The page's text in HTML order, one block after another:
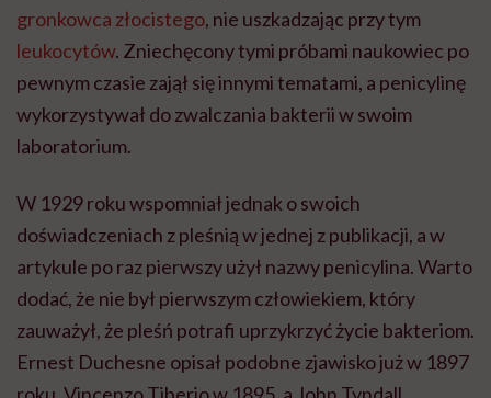
gronkowca złocistego, nie uszkadzając przy tym
leukocytów. Zniechęcony tymi próbami naukowiec po
pewnym czasie zajął się innymi tematami, a penicylinę
wykorzystywał do zwalczania bakterii w swoim
laboratorium.
W 1929 roku wspomniał jednak o swoich
doświadczeniach z pleśnią w jednej z publikacji, a w
artykule po raz pierwszy użył nazwy penicylina. Warto
dodać, że nie był pierwszym człowiekiem, który
zauważył, że pleśń potrafi uprzykrzyć życie bakteriom.
Ernest Duchesne opisał podobne zjawisko już w 1897